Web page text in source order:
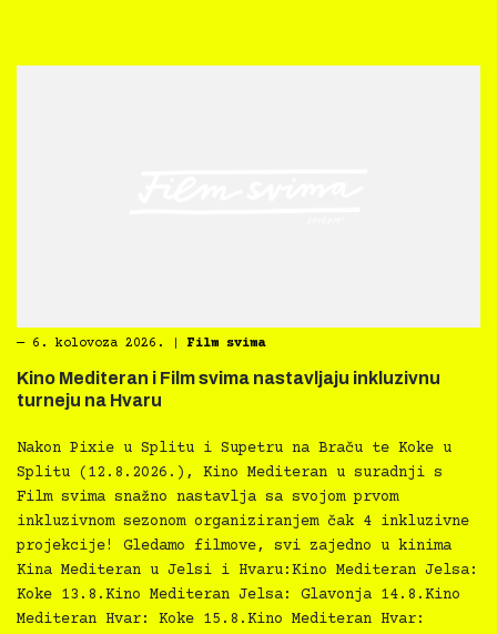
― 6. kolovoza 2026. Film svima
Kino Mediteran i Film svima nastavljaju inkluzivnu
turneju na Hvaru
Nakon Pixie u Splitu i Supetru na Braču te Koke u
Splitu (12.8.2026.), Kino Mediteran u suradnji s
Film svima snažno nastavlja sa svojom prvom
inkluzivnom sezonom organiziranjem čak 4 inkluzivne
projekcije! Gledamo filmove, svi zajedno u kinima
Kina Mediteran u Jelsi i Hvaru:Kino Mediteran Jelsa:
Koke 13.8.Kino Mediteran Jelsa: Glavonja 14.8.Kino
Mediteran Hvar: Koke 15.8.Kino Mediteran Hvar: